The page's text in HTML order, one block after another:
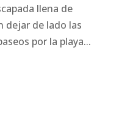
llena de
dejar de lado las
por la playa...